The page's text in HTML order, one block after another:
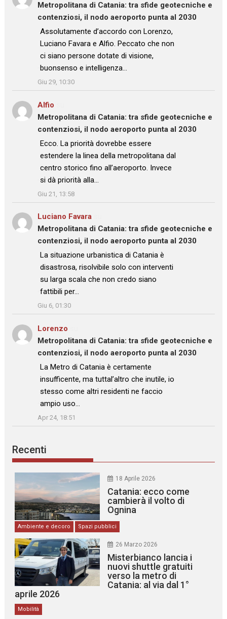
Metropolitana di Catania: tra sfide geotecniche e
contenziosi, il nodo aeroporto punta al 2030
: “
Assolutamente d’accordo con Lorenzo,
Luciano Favara e Alfio. Peccato che non
ci siano persone dotate di visione,
buonsenso e intelligenza…
”
Giu 29, 10:30
Alfio
Metropolitana di Catania: tra sfide geotecniche e
contenziosi, il nodo aeroporto punta al 2030
: “
Ecco. La priorità dovrebbe essere
estendere la linea della metropolitana dal
centro storico fino all’aeroporto. Invece
si dà priorità alla…
”
Giu 21, 13:58
Luciano Favara
Metropolitana di Catania: tra sfide geotecniche e
contenziosi, il nodo aeroporto punta al 2030
: “La situazione urbanistica di Catania è
disastrosa, risolvibile solo con interventi
su larga scala che non credo siano
fattibili per…
”
Giu 6, 01:30
Lorenzo
Metropolitana di Catania: tra sfide geotecniche e
contenziosi, il nodo aeroporto punta al 2030
: “La Metro di Catania è certamente
insufficente, ma tuttal’altro che inutile, io
stesso come altri residenti ne faccio
ampio uso…
”
Apr 24, 18:51
Recenti
18 Aprile 2026
Catania: ecco come
cambierà il volto di
Ognina
Ambiente e decoro Spazi pubblici
26 Marzo 2026
Misterbianco lancia i
nuovi shuttle gratuiti
verso la metro di
Catania: al via dal 1°
aprile 2026
Mobilità